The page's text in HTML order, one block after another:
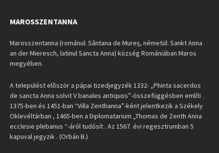
MAROSSZENTANNA
Marosszentanna (románul: Sântana de Mureș, németül: Sankt Anna
an der Mieresch, latinul Sancta Anna) község Romániában Maros
megyében.
A települést elõször a pápai tizedjegyzék 1332- „Phinta sacerdos
de sancta Anna solvit V banales antiquos”-összefüggésben említi .
1375-ben és 1451-ban “Villa Zenthanna”-ként jelentkezik a Székely
Oklevéltárban , 1465-ben a Diplomatarium „Thomas de Zenth Anna
ecclesie plebanus “-áról tudósít . Az 1567. évi regesztrumban 5
kapuval jegyzik . (Orbán B.)